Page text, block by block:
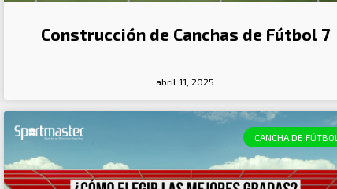
Construcción de Canchas de Fútbol 7
abril 11, 2025
CANCHA DE FÚTBOL